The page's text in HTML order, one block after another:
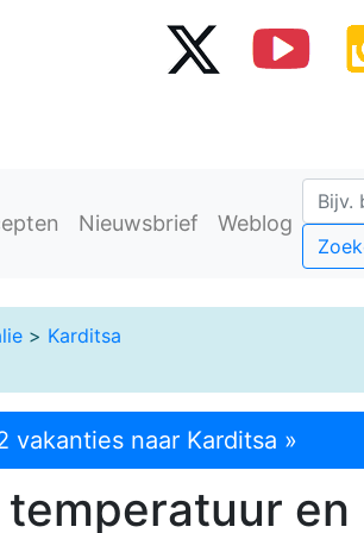
Nieuwsbrief Weblog
> Karditsa
naar Karditsa »
en